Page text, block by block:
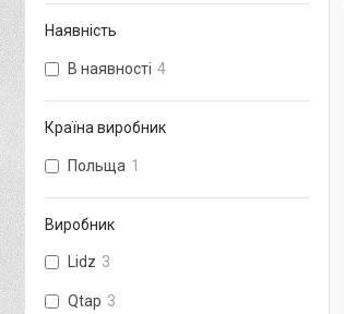
Наявність
В наявності 4
Країна виробник
Польща 1
Виробник
Lidz 3
Qtap 3